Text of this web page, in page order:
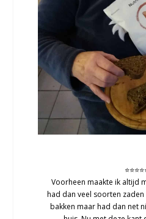
Voorheen maakte ik altijd
had dan veel soorten
bakken maar had dan net